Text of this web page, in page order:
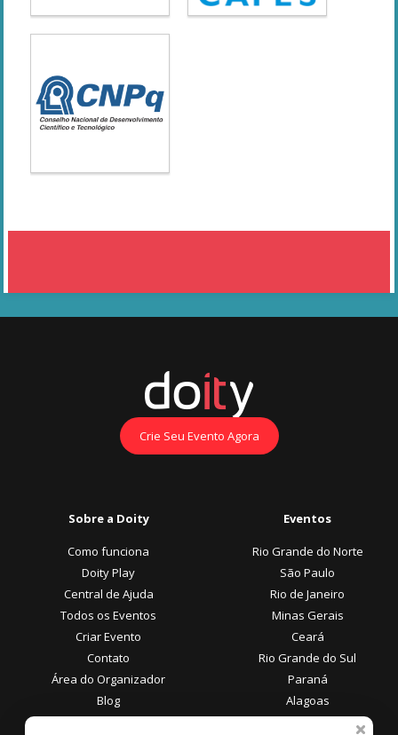
Crie Seu Evento Agora
Sobre a Doity
Como funciona
Doity Play
Central de Ajuda
Todos os Eventos
Criar Evento
Contato
Área do Organizador
Blog
Eventos
Rio Grande do Norte
São Paulo
Rio de Janeiro
Minas Gerais
Ceará
Rio Grande do Sul
Paraná
Alagoas